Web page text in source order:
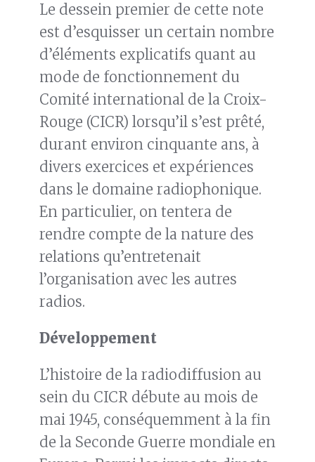
Le dessein premier de cette note
est d’esquisser un certain nombre
d’éléments explicatifs quant au
mode de fonctionnement du
Comité international de la Croix-
Rouge (CICR) lorsqu’il s’est prêté,
durant environ cinquante ans, à
divers exercices et expériences
dans le domaine radiophonique.
En particulier, on tentera de
rendre compte de la nature des
relations qu’entretenait
l’organisation avec les autres
radios.
Développement
L’histoire de la radiodiffusion au
sein du CICR débute au mois de
mai 1945, conséquemment à la fin
de la Seconde Guerre mondiale en